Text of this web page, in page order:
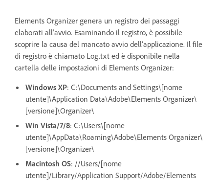
Elements Organizer genera un registro dei passaggi
elaborati all’avvio. Esaminando il registro, è possibile
scoprire la causa del mancato avvio dell’applicazione. Il file
di registro è chiamato Log.txt ed è disponibile nella
cartella delle impostazioni di Elements Organizer:
Windows XP: C:\Documents and Settings\[nome
utente]\Application Data\Adobe\Elements Organizer\
[versione]\Organizer\
Win Vista/7/8: C:\Users\[nome
utente]\AppData\Roaming\Adobe\Elements Organizer\
[versione]\Organizer\
Macintosh OS: //Users/[nome
utente]/Library/Application Support/Adobe/Elements